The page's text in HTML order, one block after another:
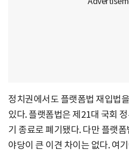
정치권에서도 플랫폼법 재입법
있다. 플랫폼법은 제21대 국회
기 종료로 폐기됐다. 다만 플랫
야당이 큰 이견 차이는 없다. 여